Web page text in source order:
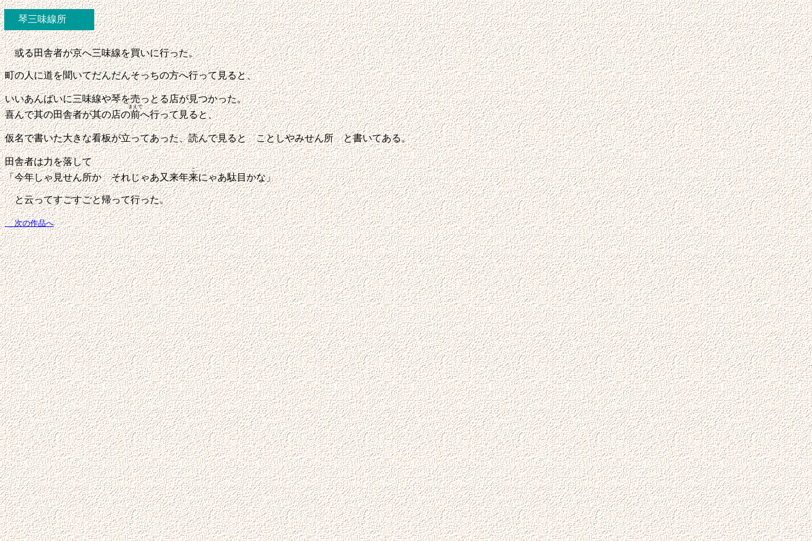
琴三味線所
或る田舎者が京へ三味線を買いに行った。
町の人に道を聞いてだんだんそっちの方へ行って見ると、
いいあんばいに三味線や琴を売っとる店が見つかった。
喜んで其の田舎者が其の店の前
まえで
へ行って見ると、
仮名で書いた大きな看板が立ってあった、読んで見ると ことしやみせん所 と書いてある。
田舎者は力を落して
「今年しゃ見せん所か それじゃあ又来年来
こ
にゃあ駄目かな」
と云ってすごすごと帰って行った。
次の作品へ